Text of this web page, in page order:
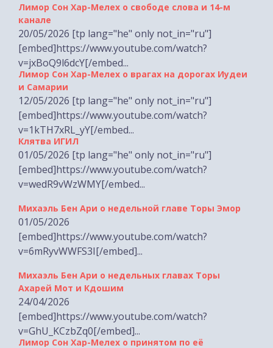
Лимор Сон Хар-Мелех о свободе слова и 14-м
канале
20/05/2026 [tp lang="he" only not_in="ru"]
[embed]https://www.youtube.com/watch?
v=jxBoQ9l6dcY[/embed...
Лимор Сон Хар-Мелех о врагах на дорогах Иудеи
и Самарии
12/05/2026 [tp lang="he" only not_in="ru"]
[embed]https://www.youtube.com/watch?
v=1kTH7xRL_yY[/embed...
Клятва ИГИЛ
01/05/2026 [tp lang="he" only not_in="ru"]
[embed]https://www.youtube.com/watch?
v=wedR9vWzWMY[/embed...
Михаэль Бен Ари о недельной главе Торы Эмор
01/05/2026
[embed]https://www.youtube.com/watch?
v=6mRyvWWFS3I[/embed]...
Михаэль Бен Ари о недельных главах Торы
Ахарей Мот и Кдошим
24/04/2026
[embed]https://www.youtube.com/watch?
v=GhU_KCzbZq0[/embed]...
Лимор Сон Хар-Мелех о принятом по её